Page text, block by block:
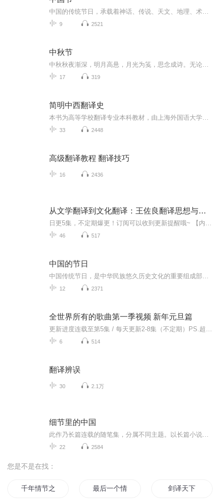
9 2521
中秋节
17 319
简明中西翻译史
33 2448
高级翻译教程 翻译技巧
16 2436
从文学翻译到文化翻译：王佐良翻译思想与实践研究
46 517
中国的节日
12 2371
全世界所有的歌曲第一季视频 新年元旦篇
6 514
翻译辨误
30 2.1万
细节里的中国
22 2584
您是不是在找：
千年情节之三生三世 最后一个情人节 剑译天下